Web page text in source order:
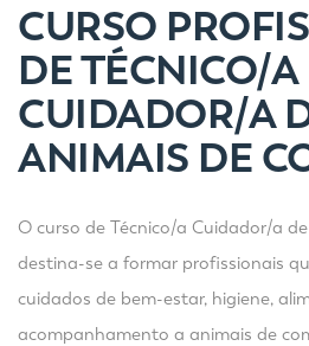
CURSO
DE TÉCNICO/A
CUIDADOR/A
ANIMAIS DE
O curso de Técnico/a Cuidador/a
destina-se a formar profissionais
cuidados de bem-estar, higiene,
acompanhamento a animais de